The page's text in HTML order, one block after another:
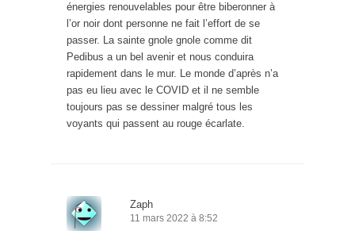
énergies renouvelables pour être biberonner à
l’or noir dont personne ne fait l’effort de se
passer. La sainte gnole gnole comme dit
Pedibus a un bel avenir et nous conduira
rapidement dans le mur. Le monde d’après n’a
pas eu lieu avec le COVID et il ne semble
toujours pas se dessiner malgré tous les
voyants qui passent au rouge écarlate.
Zaph
11 mars 2022 à 8:52